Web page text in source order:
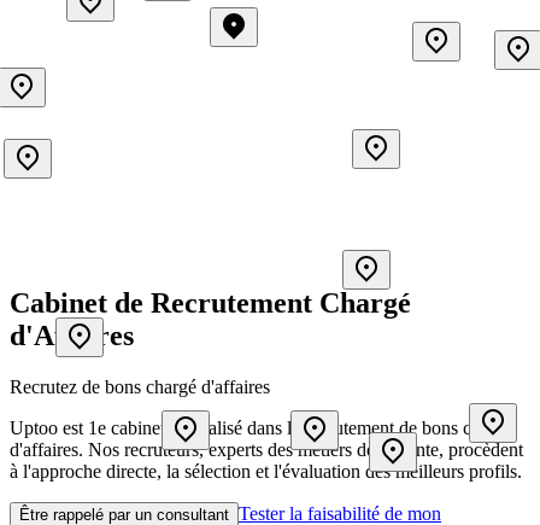
Cabinet de Recrutement Chargé
d'Affaires
Recrutez de bons chargé d'affaires
Uptoo est 1e cabinet spécialisé dans le recrutement de bons chargé
d'affaires. Nos recruteurs, experts des métiers de la vente, procèdent
à l'approche directe, la sélection et l'évaluation des meilleurs profils.
Être rappelé par un consultant Tester la faisabilité de mon